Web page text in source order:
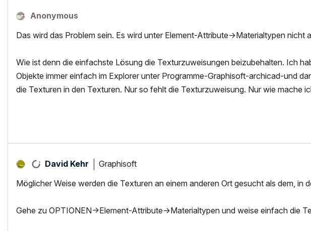
Anonymous
Das wird das Problem sein. Es wird unter Element-Attribute->Materialtypen nicht
Wie ist denn die einfachste Lösung die Texturzuweisungen beizubehalten. Ich
Objekte immer einfach im Explorer unter Programme-Graphisoft-archicad-und
die Texturen in den Texturen. Nur so fehlt die Texturzuweisung. Nur wie mache
David Kehr Graphisoft
Möglicher Weise werden die Texturen an einem anderen Ort gesucht als dem, in
Gehe zu OPTIONEN->Element-Attribute->Materialtypen und weise einfach die